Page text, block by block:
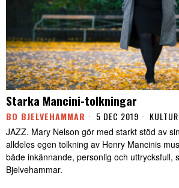
Starka Mancini-tolkningar
BO BJELVEHAMMAR 5 DEC 2019 KULTUR
JAZZ. Mary Nelson gör med starkt stöd av
alldeles egen tolkning av Henry Mancinis
både inkännande, personlig och uttrycksfull,
Bjelvehammar.